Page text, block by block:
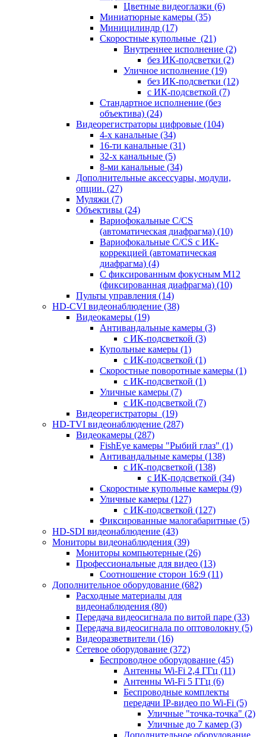
Цветные видеоглазки (6)
Миниатюрные камеры (35)
Миницилиндр (17)
Скоростные купольные (21)
Внутреннее исполнение (2)
без ИК-подсветки (2)
Уличное исполнение (19)
без ИК-подсветки (12)
с ИК-подсветкой (7)
Стандартное исполнение (без
объектива) (24)
Видеорегистраторы цифровые (104)
4-х канальные (34)
16-ти канальные (31)
32-х канальные (5)
8-ми канальные (34)
Дополнительные аксессуары, модули,
опции. (27)
Муляжи (7)
Объективы (24)
Вариофокальные C/CS
(автоматическая диафрагма) (10)
Вариофокальные C/CS с ИК-
коррекцией (автоматическая
диафрагма) (4)
С фиксированным фокусным М12
(фиксированная диафрагма) (10)
Пульты управления (14)
HD-CVI видеонаблюдение (38)
Видеокамеры (19)
Антивандальные камеры (3)
с ИК-подсветкой (3)
Купольные камеры (1)
с ИК-подсветкой (1)
Скоростные поворотные камеры (1)
с ИК-подсветкой (1)
Уличные камеры (7)
с ИК-подсветкой (7)
Видеорегистраторы (19)
HD-TVI видеонаблюдение (287)
Видеокамеры (287)
FishEye камеры "Рыбий глаз" (1)
Антивандальные камеры (138)
с ИК-подсветкой (138)
с ИК-подсветкой (34)
Скоростные купольные камеры (9)
Уличные камеры (127)
с ИК-подсветкой (127)
Фиксированные малогабаритные (5)
HD-SDI видеонаблюдение (43)
Мониторы видеонаблюдения (39)
Мониторы компьютерные (26)
Профессиональные для видео (13)
Соотношение сторон 16:9 (11)
Дополнительное оборудование (682)
Расходные материалы для
видеонаблюдения (80)
Передача видеосигнала по витой паре (33)
Передача видеосигнала по оптоволокну (5)
Видеоразветвители (16)
Сетевое оборудование (372)
Беспроводное оборудование (45)
Антенны Wi-Fi 2,4 ГГц (11)
Антенны Wi-Fi 5 ГГц (6)
Беспроводные комплекты
передачи IP-видео по Wi-Fi (5)
Уличные "точка-точка" (2)
Уличные до 7 камер (3)
Дополнительное оборудование